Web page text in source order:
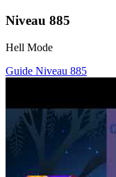
Niveau 885
Hell Mode
Guide Niveau 885